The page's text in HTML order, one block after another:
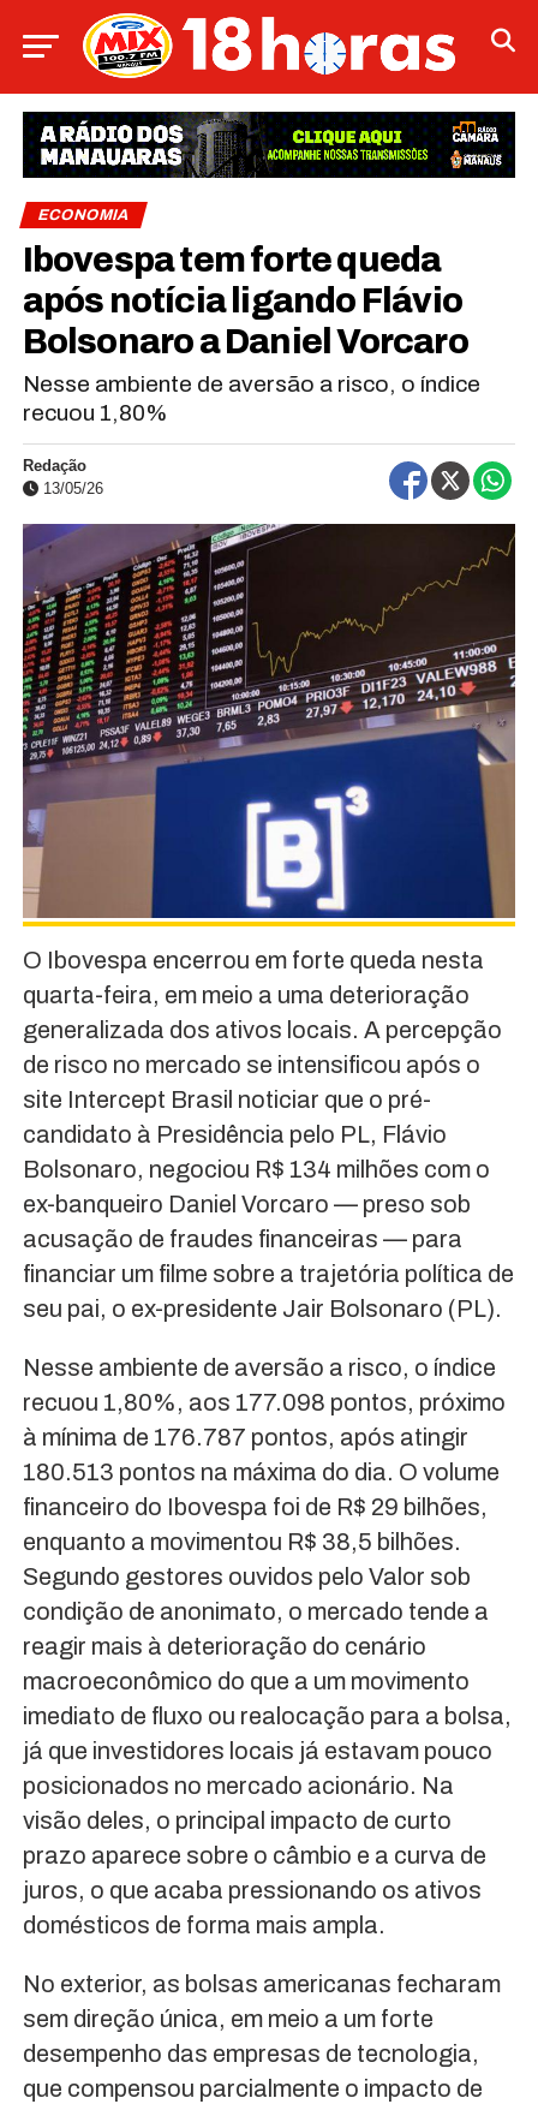
ECONOMIA
Ibovespa tem forte queda
após notícia ligando Flávio
Bolsonaro a Daniel Vorcaro
Nesse ambiente de aversão a risco, o índice
recuou 1,80%
Redação
13/05/26
O Ibovespa encerrou em forte queda nesta
quarta-feira, em meio a uma deterioração
generalizada dos ativos locais. A percepção
de risco no mercado se intensificou após o
site Intercept Brasil noticiar que o pré-
candidato à Presidência pelo PL, Flávio
Bolsonaro, negociou R$ 134 milhões com o
ex-banqueiro Daniel Vorcaro — preso sob
acusação de fraudes financeiras — para
financiar um filme sobre a trajetória política de
seu pai, o ex-presidente Jair Bolsonaro (PL).
Nesse ambiente de aversão a risco, o índice
recuou 1,80%, aos 177.098 pontos, próximo
à mínima de 176.787 pontos, após atingir
180.513 pontos na máxima do dia. O volume
financeiro do Ibovespa foi de R$ 29 bilhões,
enquanto a movimentou R$ 38,5 bilhões.
Segundo gestores ouvidos pelo Valor sob
condição de anonimato, o mercado tende a
reagir mais à deterioração do cenário
macroeconômico do que a um movimento
imediato de fluxo ou realocação para a bolsa,
já que investidores locais já estavam pouco
posicionados no mercado acionário. Na
visão deles, o principal impacto de curto
prazo aparece sobre o câmbio e a curva de
juros, o que acaba pressionando os ativos
domésticos de forma mais ampla.
No exterior, as bolsas americanas fecharam
sem direção única, em meio a um forte
desempenho das empresas de tecnologia,
que compensou parcialmente o impacto de